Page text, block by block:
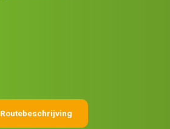
Routebeschrijving